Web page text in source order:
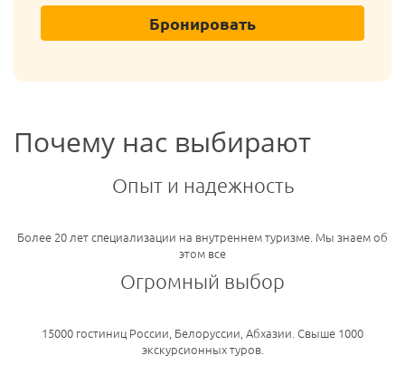
Бронировать
Почему нас выбирают
Опыт и надежность
Более 20 лет специализации на внутреннем туризме. Мы знаем об
этом все
Огромный выбор
15000 гостиниц России, Белоруссии, Абхазии. Свыше 1000
экскурсионных туров.